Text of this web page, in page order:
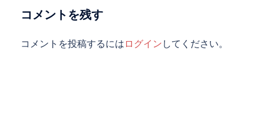
ンコメントを残す
コメントを投稿するには ログイン してください。